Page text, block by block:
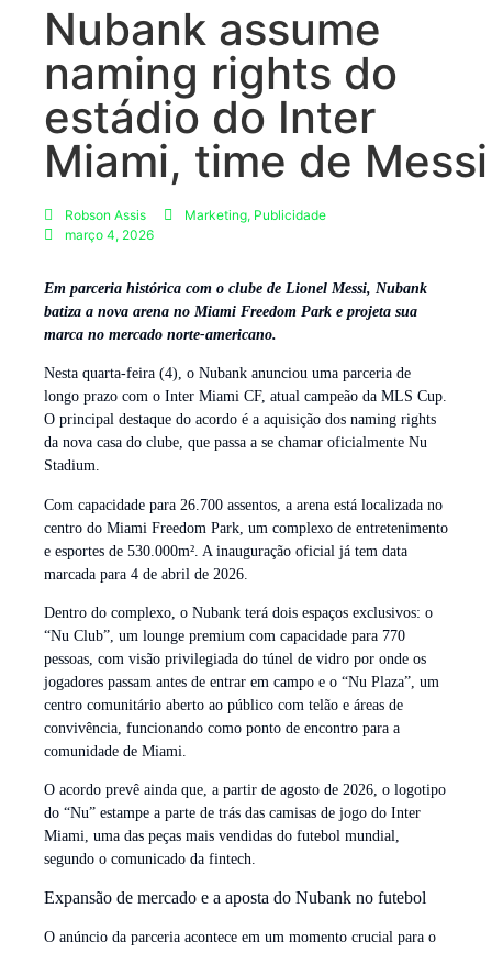
Nubank assume
naming rights do
estádio do Inter
Miami, time de Messi
Robson Assis Marketing, Publicidade
março 4, 2026
Em parceria histórica com o clube de Lionel Messi, Nubank
batiza a nova arena no Miami Freedom Park e projeta sua
marca no mercado norte-americano.
Nesta quarta-feira (4), o Nubank anunciou uma parceria de
longo prazo com o Inter Miami CF, atual campeão da MLS Cup.
O principal destaque do acordo é a aquisição dos naming rights
da nova casa do clube, que passa a se chamar oficialmente Nu
Stadium.
Com capacidade para 26.700 assentos, a arena está localizada no
centro do Miami Freedom Park, um complexo de entretenimento
e esportes de 530.000m². A inauguração oficial já tem data
marcada para 4 de abril de 2026.
Dentro do complexo, o Nubank terá dois espaços exclusivos: o
“Nu Club”, um lounge premium com capacidade para 770
pessoas, com visão privilegiada do túnel de vidro por onde os
jogadores passam antes de entrar em campo e o “Nu Plaza”, um
centro comunitário aberto ao público com telão e áreas de
convivência, funcionando como ponto de encontro para a
comunidade de Miami.
O acordo prevê ainda que, a partir de agosto de 2026, o logotipo
do “Nu” estampe a parte de trás das camisas de jogo do Inter
Miami, uma das peças mais vendidas do futebol mundial,
segundo o comunicado da fintech.
Expansão de mercado e a aposta do Nubank no futebol
O anúncio da parceria acontece em um momento crucial para o